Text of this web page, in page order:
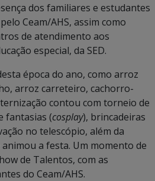
dos familiares e estudantes
Ceam/AHS, assim como
de atendimento aos
especial, da SED.
época do ano, como arroz
arroz carreteiro, cachorro-
contou com torneio de
fantasias (cosplay), brincadeiras
no telescópio, além da
animou a festa. Um momento de
de Talentos, com as
do Ceam/AHS.